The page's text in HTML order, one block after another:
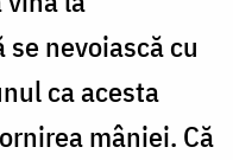
nevoiască cu
ca acesta
mâniei. Că